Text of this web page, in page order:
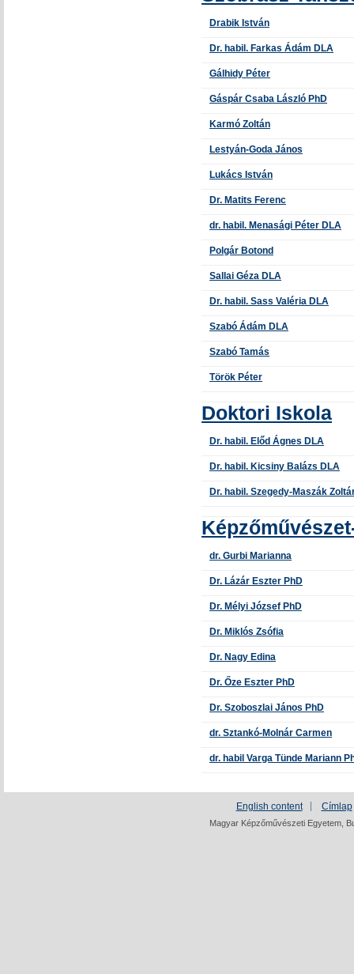
Drabik István
Dr. habil. Farkas Ádám DLA
Gálhidy Péter
Gáspár Csaba László PhD
Karmó Zoltán
Lestyán-Goda János
Lukács István
Dr. Matits Ferenc
dr. habil. Menasági Péter DLA
Polgár Botond
Sallai Géza DLA
Dr. habil. Sass Valéria DLA
Szabó Ádám DLA
Szabó Tamás
Török Péter
Doktori Iskola
Dr. habil. Előd Ágnes DLA
Dr. habil. Kicsiny Balázs DLA
Dr. habil. Szegedy-Maszák
dr. Gurbi Marianna
Dr. Lázár Eszter PhD
Dr. Mélyi József PhD
Dr. Miklós Zsófia
Dr. Nagy Edina
Dr. Őze Eszter PhD
Dr. Szoboszlai János PhD
dr. Sztankó-Molnár Carmen
dr. habil Varga Tünde Mariann
English content Címlap
Magyar Képzőművészeti Egyetem,